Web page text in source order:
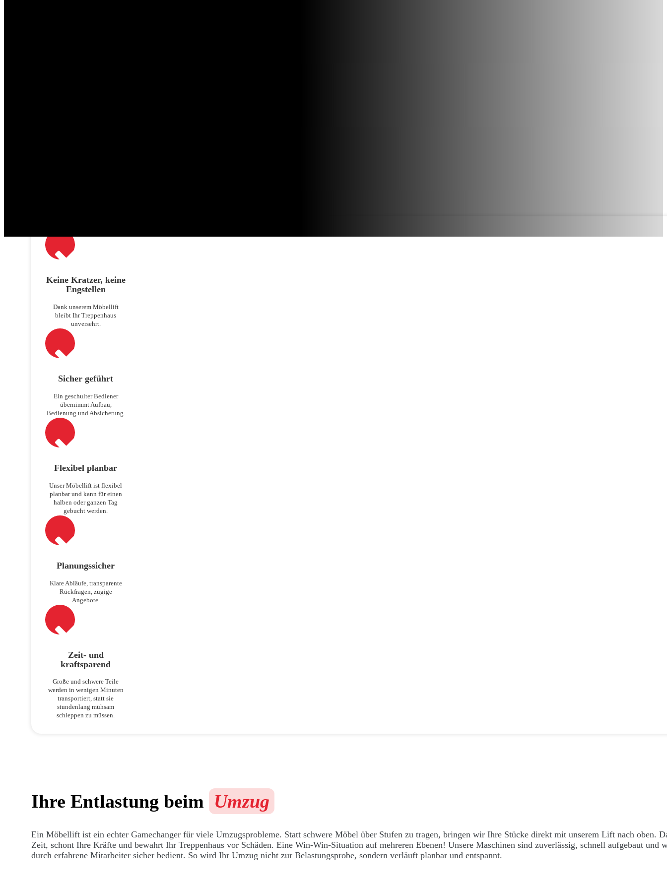
Keine Kratzer, keine
Engstellen
Dank unserem Möbellift
bleibt Ihr Treppenhaus
unversehrt.
Sicher geführt
Ein geschulter Bediener
übernimmt Aufbau,
Bedienung und Absicherung.
Flexibel planbar
Unser Möbellift ist flexibel
planbar und kann für einen
halben oder ganzen Tag
gebucht werden.
Planungssicher
Klare Abläufe, transparente
Rückfragen, zügige
Angebote.
Zeit- und
kraftsparend
Große und schwere Teile
werden in wenigen Minuten
transportiert, statt sie
stundenlang mühsam
schleppen zu müssen.
Ihre Entlastung beim Umzug
Ein Möbellift ist ein echter Gamechanger für viele Umzugsprobleme. Statt schwere Möbel über Stufen zu tragen, bringen wir Ihre Stücke direkt mit unserem Lift nach oben.
Zeit, schont Ihre Kräfte und bewahrt Ihr Treppenhaus vor Schäden. Eine Win-Win-Situation auf mehreren Ebenen! Unsere Maschinen sind zuverlässig, schnell aufgebaut und
durch erfahrene Mitarbeiter sicher bedient. So wird Ihr Umzug nicht zur Belastungsprobe, sondern verläuft planbar und entspannt.